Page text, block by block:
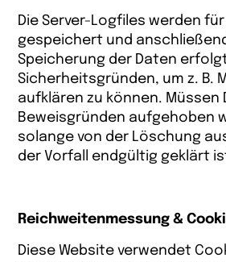
Die Server-Logfiles werden
gespeichert und
Speicherung der Daten
Sicherheitsgründen, um z. B.
aufklären zu können. Müssen
Beweisgründen aufgehoben
solange von der Löschung
der Vorfall endgültig geklärt
Reichweitenmessung &
Diese Website verwendet